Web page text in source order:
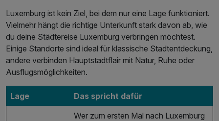
Luxemburg ist kein Ziel, bei dem nur eine Lage funktioniert.
Vielmehr hängt die richtige Unterkunft stark davon ab, wie
du deine Städtereise Luxemburg verbringen möchtest.
Einige Standorte sind ideal für klassische Stadtentdeckung,
andere verbinden Hauptstadtflair mit Natur, Ruhe oder
Ausflugsmöglichkeiten.
Lage Das spricht dafür
Wer zum ersten Mal nach Luxemburg